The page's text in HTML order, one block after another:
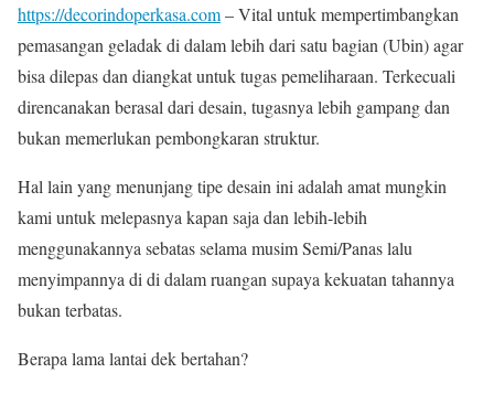
https://decorindoperkasa.com– Vital untuk mempertimbangkan
pemasangan geladak di dalam lebih dari satu bagian (Ubin) agar
bisa dilepas dan diangkat untuk tugas pemeliharaan. Terkecuali
direncanakan berasal dari desain, tugasnya lebih gampang dan
bukan memerlukan pembongkaran struktur.
Hal lain yang menunjang tipe desain ini adalah amat mungkin
kami untuk melepasnya kapan saja dan lebih-lebih
menggunakannya sebatas selama musim Semi/Panas lalu
menyimpannya di di dalam ruangan supaya kekuatan tahannya
bukan terbatas.
Berapa lama lantai dek bertahan?